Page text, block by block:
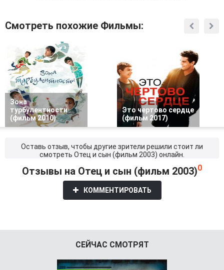
Смотреть похожие Фильмы:
Зона
турбулентности
(фильм 2010)
Это чертово сердце
(фильм 2017)
Оставь отзыв, чтобы другие зрители решили стоит ли
смотреть Отец и сын (фильм 2003) онлайн.
Отзывы на Отец и сын (фильм 2003)0
КОММЕНТИРОВАТЬ
СЕЙЧАС СМОТРЯТ